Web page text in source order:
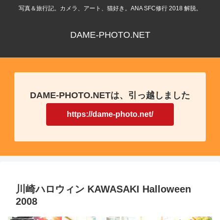
写真＆旅行記。カメラ、アート、猫好き。ANA SFC修行 2018 解脱。
DAME-PHOTO.NET
DAME-PHOTO.NETは、引っ越しました
https://dame-photo.net/
川崎ハロウィン KAWASAKI Halloween
2008